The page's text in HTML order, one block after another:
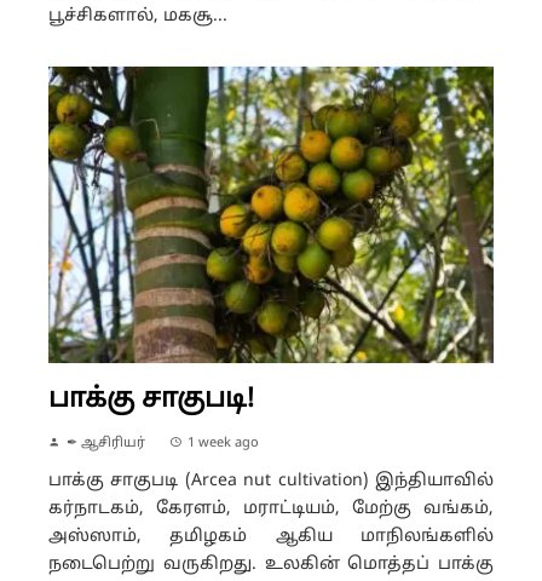
பூச்சிகளால், மகசூ...
பாக்கு சாகுபடி!
✒ ஆசிரியர் 1 week ago
பாக்கு சாகுபடி (Arcea nut cultivation) இந்தியாவில்
கர்நாடகம், கேரளம், மராட்டியம், மேற்கு வங்கம்,
அஸ்ஸாம், தமிழகம் ஆகிய மாநிலங்களில்
நடைபெற்று வருகிறது. உலகின் மொத்தப் பாக்கு